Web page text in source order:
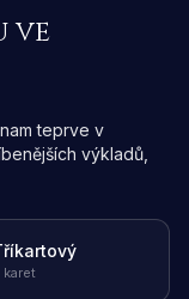
ve
teprve v
výkladů,
karet